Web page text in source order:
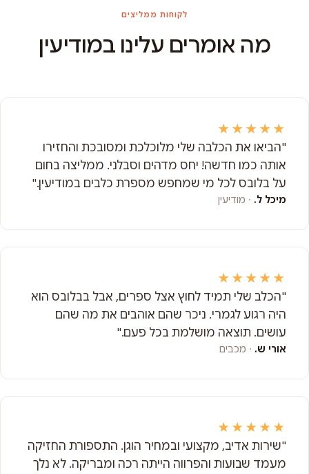
לקוחות ממליצים
מה אומרים עלינו במודיעין
★★★★★
"הביאו את הכלבה שלי מלוכלכת ומסובכת והחזירו
אותה כמו חדשה! יחס מדהים וסבלני. ממליצה בחום
על בלובס לכל מי שמחפש מספרת כלבים במודיעין."
מיכל ל. · מודיעין
★★★★★
"הכלב שלי תמיד לחוץ אצל ספרים, אבל בבלובס הוא
היה רגוע לגמרי. ניכר שהם אוהבים את מה שהם
עושים. תוצאה מושלמת בכל פעם."
אורי ש. · מכבים
★★★★★
"שירות אדיב, מקצועי ובמחיר הוגן. התספורת החזיקה
מעמד שבועות והפרווה הייתה רכה ומבריקה. לא נלך